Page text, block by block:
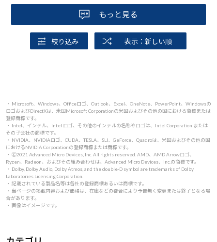
もっと見る
絞り込み 表示：新しい順
・ Microsoft、Windows、Officeロゴ、Outlook、Excel、OneNote、PowerPoint、Windowsの
ロゴおよびDirectXは、米国Microsoft Corporationの米国およびその他の国における商標または
登録商標です。
・ Intel、インテル、Intel ロゴ、その他のインテルの名称やロゴは、Intel Corporation または
その子会社の商標です。
・ NVIDIA、NVIDIAロゴ、CUDA、TESLA、SLI、GeForce、Quadroは、米国およびその他の国
におけるNVIDIA Corporationの登録商標または商標です。
・ 🄫2021 Advanced Micro Devices, Inc. All rights reserved. AMD、AMD Arrowロゴ、
Ryzen、Radeon、およびその組み合わせは、Advanced Micro Devices、Inc.の商標です。
・ Dolby, Dolby Audio, Dolby Atmos, and the double-D symbol are trademarks of Dolby
Laboratories Licensing Corporation.
・ 記載されている製品名等は各社の登録商標あるいは商標です。
・ 当ページの掲載内容および価格は、在庫などの都合により予告無く変更または終了となる場
合があります。
・ 画像はイメージです。